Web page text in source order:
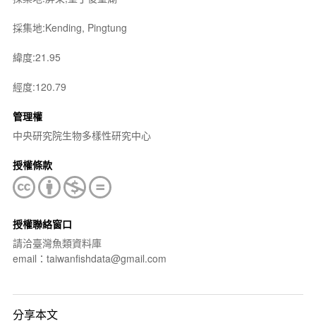
採集地:Kending, Pingtung
緯度:21.95
經度:120.79
管理權
中央研究院生物多樣性研究中心
授權條款
授權聯絡窗口
請洽臺灣魚類資料庫
email：taiwanfishdata@gmail.com
分享本文